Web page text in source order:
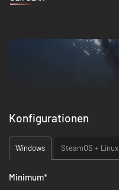
sein kann. Er verehrt den
Konfigurationen
Windows SteamOS + Linux
Minimum*